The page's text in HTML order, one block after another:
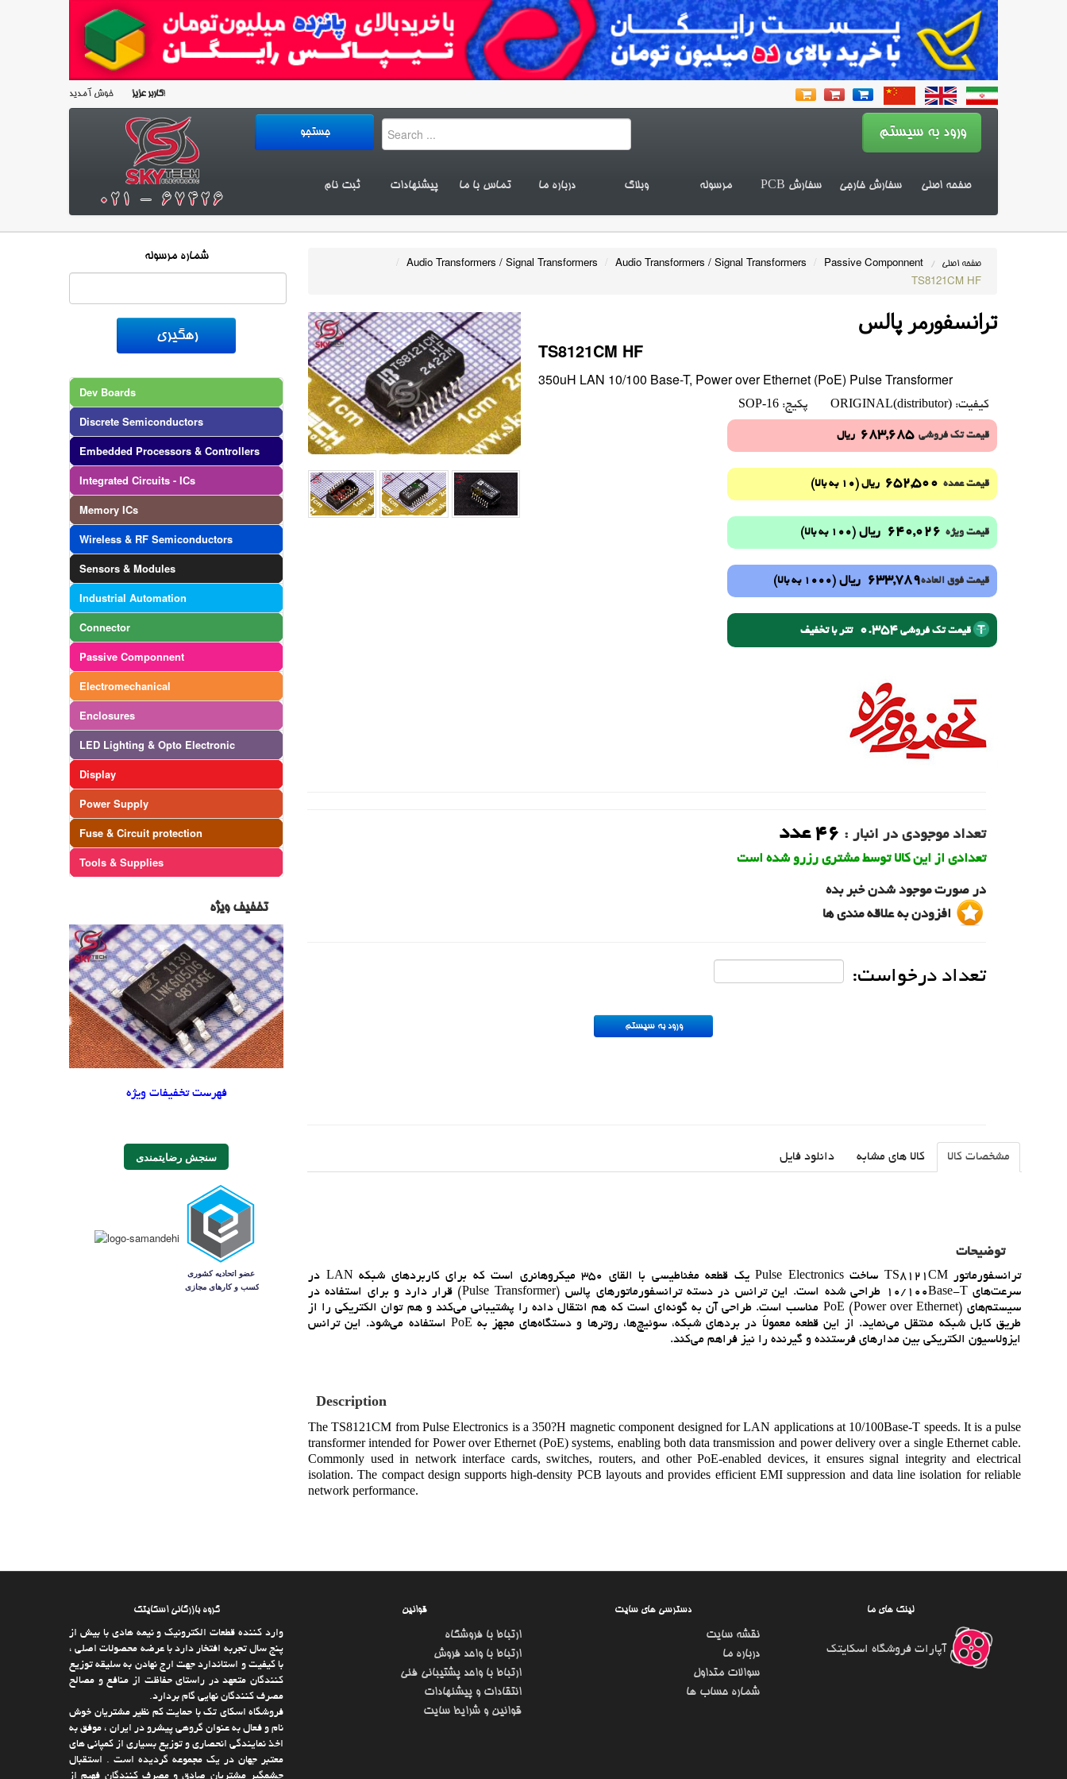
کاربر عزیزخوش آمدید!
صفحه اصلی سفارش خارجی سفارش PCB مرسوله وبلاگ درباره ما تماس با ما پیشنهادات ثبت نام
شماره مرسوله
Dev Boards
Discrete Semiconductors
Embedded Processors & Controllers
Integrated Circuits - ICs
Memory ICs
Wireless & RF Semiconductors
Sensors & Modules
Industrial Automation
Connector
Passive Componnent
Electromechanical
Enclosures
LED Lighting & Opto Electronic
Display
Power Supply
Fuse & Circuit protection
Tools & Supplies
تخفیف ویژه
فهرست تخفیفات ویژه
سنجش رضایتمندی
صفحه اصلی /
Passive Componnent
/
Audio Transformers / Signal Transformers
/
Audio Transformers / Signal Transformers
/
TS8121CM HF
ترانسفورمر پالس
TS8121CM HF
350uH LAN 10/100 Base-T, Power over Ethernet (PoE) Pulse Transformer
کیفیت: ORIGINAL(distributor) پکیج: SOP-16
قیمت تک فروشی683,685 ریال
قیمت عمده 652,500 ریال (10 به بالا)
قیمت ویژه 640,026 ریال (100 به بالا)
قیمت فوق العاده633,789 ریال (1000 به بالا)
قیمت تک فروشی 0.354 تتر با تخفیف
تعداد موجودی در انبار : 46 عدد
تعدادی از این کالا توسط مشتری رزرو شده است
در صورت موجود شدن خبر بده
افزودن به علاقه مندی ها
تعداد درخواست:
مشخصات کالا کالا های مشابه دانلود فایل
توضیحات
ترانسفورماتور TS8121CM ساخت Pulse Electronics يک قطعه مغناطيسي با القاي 350 ميکروهانري است که براي کاربردهاي شبکه LAN در
سرعت‌هاي 10/100Base-T طراحي شده است. اين ترانس در دسته ترانسفورماتورهاي پالس (Pulse Transformer) قرار دارد و براي استفاده در
سيستم‌هاي PoE (Power over Ethernet) مناسب است. طراحي آن به گونه‌اي است که هم انتقال داده را پشتيباني مي‌کند و هم توان الکتريکي را از
طريق کابل شبکه منتقل مي‌نمايد. از اين قطعه معمولاً در بردهاي شبکه، سوئيچ‌ها، روترها و دستگاه‌هاي مجهز به PoE استفاده مي‌شود. اين ترانس
ايزولاسيون الکتريکي بين مدارهاي فرستنده و گيرنده را نيز فراهم مي‌کند.
Description
The TS8121CM from Pulse Electronics is a 350?H magnetic component designed for LAN applications at 10/100Base-T speeds. It is a pulse
transformer intended for Power over Ethernet (PoE) systems, enabling both data transmission and power delivery over a single Ethernet cable.
Commonly used in network interface cards, switches, routers, and other PoE-enabled devices, it ensures signal integrity and electrical
isolation. The compact design supports high-density PCB layouts and provides efficient EMI suppression and data line isolation for reliable
network performance.
گروه بازرگانی اسکایتک
وارد كننده قطعات الکترونیک و نیمه هادی با بیش از
پنج سال تجربه افتخار دارد با عرضه محصولات اصلی ،
با كیفیت و استاندارد جهت ارج نهادن به سلیقه توزیع
كنندگان متعهد در راستای حفاظت از منافع و مصالح
مصرف كنندگان نهایی گام بردارد.
فروشگاه اسکای تک با حمایت كم نظیر مشتریان خوش
نام و فعال به عنوان گروهی پیشرو در ایران ، موفق به
اخذ نمایندگی انحصاری و توزیع بسیاری از كمپانی های
معتبر جهان در یك مجموعه گردیده است . استقبال
قوانین
ارتباط با فروشگاه
ارتباط با واحد فروش
ارتباط با واحد پشتیبانی فنی
انتقادات و پیشنهادات
قوانین و شرایط سایت
دسترسی های سایت
نقشه سایت
درباره ما
سوالات متداول
شماره حساب ها
لینک های ما
آپارات فروشگاه اسکایتک